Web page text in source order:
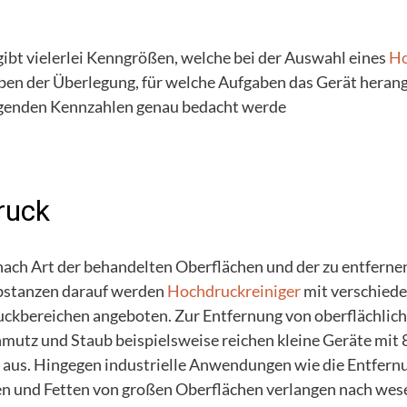
vielerlei Kenngrößen, welche bei der Auswahl eines
der Überlegung, für welche Aufgaben das Gerät
Kennzahlen genau bedacht werde
Art der behandelten Oberflächen und der zu
darauf werden Hochdruckreinigermit
angeboten. Zur Entfernung von
und Staub beispielsweise reichen kleine Geräte mit
aus. Hingegen industrielle Anwendungen wie die
und Fetten von großen Oberflächen verlangen nach